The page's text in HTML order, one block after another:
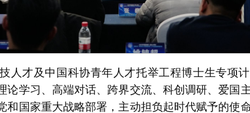
人才及中国科协青年人才托举工程博士生专项
论学习、高端对话、跨界交流、科创调研、爱国
和国家重大战略部署，主动担负起时代赋予的使